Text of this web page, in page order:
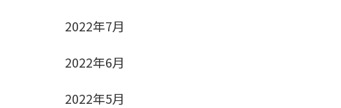
2022年7月
2022年6月
2022年5月